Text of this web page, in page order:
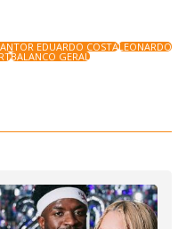
EDUARDO COSTALEONARDO
BALANCO GERAL